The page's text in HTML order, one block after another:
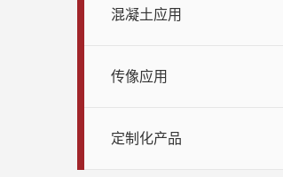
混凝土应用
传像应用
定制化产品